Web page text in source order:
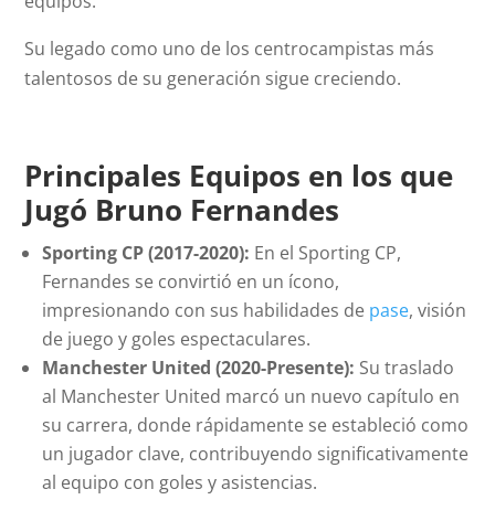
Su legado como uno de los centrocampistas más
talentosos de su generación sigue creciendo.
Principales Equipos en los que
Jugó Bruno Fernandes
Sporting CP (2017-2020): En el Sporting CP,
Fernandes se convirtió en un ícono,
impresionando con sus habilidades de pase, visión
de juego y goles espectaculares.
Manchester United (2020-Presente): Su traslado
al Manchester United marcó un nuevo capítulo en
su carrera, donde rápidamente se estableció como
un jugador clave, contribuyendo significativamente
al equipo con goles y asistencias.